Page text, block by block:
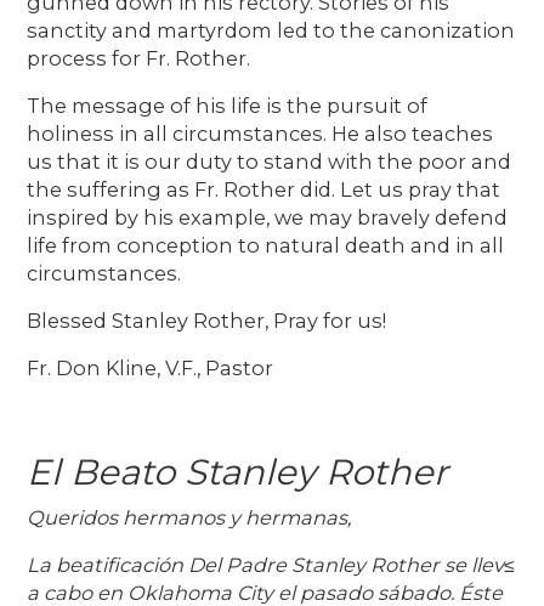
sanctity and martyrdom led to the canonization
process for Fr. Rother.
The message of his life is the pursuit of
holiness in all circumstances. He also teaches
us that it is our duty to stand with the poor and
the suffering as Fr. Rother did. Let us pray that
inspired by his example, we may bravely defend
life from conception to natural death and in all
circumstances.
Blessed Stanley Rother, Pray for us!
Fr. Don Kline, V.F., Pastor
El Beato Stanley Rother
Queridos hermanos y hermanas,
La beatificación Del Padre Stanley Rother se llev≤
a cabo en Oklahoma City el pasado sábado. Éste